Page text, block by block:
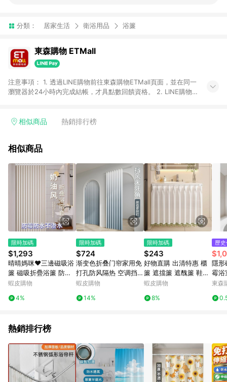
分類： 居家生活 衛浴用品 浴簾
東森購物 ETMall
注意事項： 1. 透過LINE購物前往東森購物ETMall頁面，並在同一
瀏覽器於24小時內完成結帳，才具點數回饋資格。 2. LINE購物
單，皆不在點數回饋範圍內。 3. 如購買以下類別商品，將無法獲
球嚴選、商城、專案商品、「草莓網」全館商品。 4. 如取消訂
回饋。 5. 點數回饋會扣除所有折扣優惠後之最終發票金額計算，
實際回饋請依LINE購物通知為主。 6. 訂單如有使用東森購物
ETMall站內之折扣優惠(包含但不限於東森幣、樂透金、東森現金
券等)，不具點數回饋資格。詳細請依東森購物ETMall之結帳頁面
顯示為準。 7. LINE購物設有「單一商品最高回饋點數」機制(特
殊活動時開放「回饋無上限」)，以同一訂單中同一商品不論件數
計算，並依訂單成立時間當下LINE購物所設定的回饋機制為準。
如顯示之商品規格、顏色、價位、贈品與東森購物ETMall銷售網
頁不符，以銷售網頁標示為準。 9. 若有贈點爭議，請務必於訂單
日期+180天以內至LINE購物客服洽詢；若超過180天(含)以上進
行申訴，恕無法贈點回饋。 10. 部分點數紅包僅限指定商品使
用，或不適用於無回饋商品。各點數紅包之適用商品與使用條件
請依點數紅包頁面規則為準。
相似商品 熱銷排行榜
相似商品
限時加碼
$1,293
晴晴媽咪❤三邊磁吸浴
簾 磁吸折疊浴簾 防水
浴簾 浴簾 浴室簾 浴簾
加厚防水防黴防水加厚
蝦皮購物
4%
限時加碼
$724
渐变色折叠门帘家用免
打孔防风隔热 空调挡风
帘子卧室厨房遮挡隔断
蝦皮購物
14%
限時加碼
$243
好物直購 出清特惠 櫃
簾 遮擋簾 遮醜簾 鞋櫃
簾 客製化窗簾 書櫃紗
柜遮擋簾 柜子衣櫃遮擋
蝦皮購物
8%
歷
隱形
霉浴
疊掛
東森
熱銷排行榜